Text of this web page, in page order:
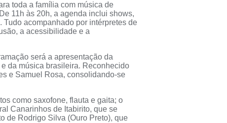
toda a família com música de
11h às 20h, a agenda inclui shows,
acompanhado por intérpretes de
a acessibilidade e a
será a apresentação da
da música brasileira. Reconhecido
e Samuel Rosa, consolidando-se
como saxofone, flauta e gaita; o
Canarinhos de Itabirito, que se
de Rodrigo Silva (Ouro Preto), que